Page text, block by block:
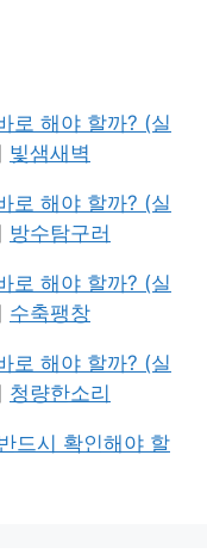
로 해야 할까? (실
빛샘새벽
로 해야 할까? (실
방수탐구러
로 해야 할까? (실
수축팽창
로 해야 할까? (실
청량한소리
드시 확인해야 할